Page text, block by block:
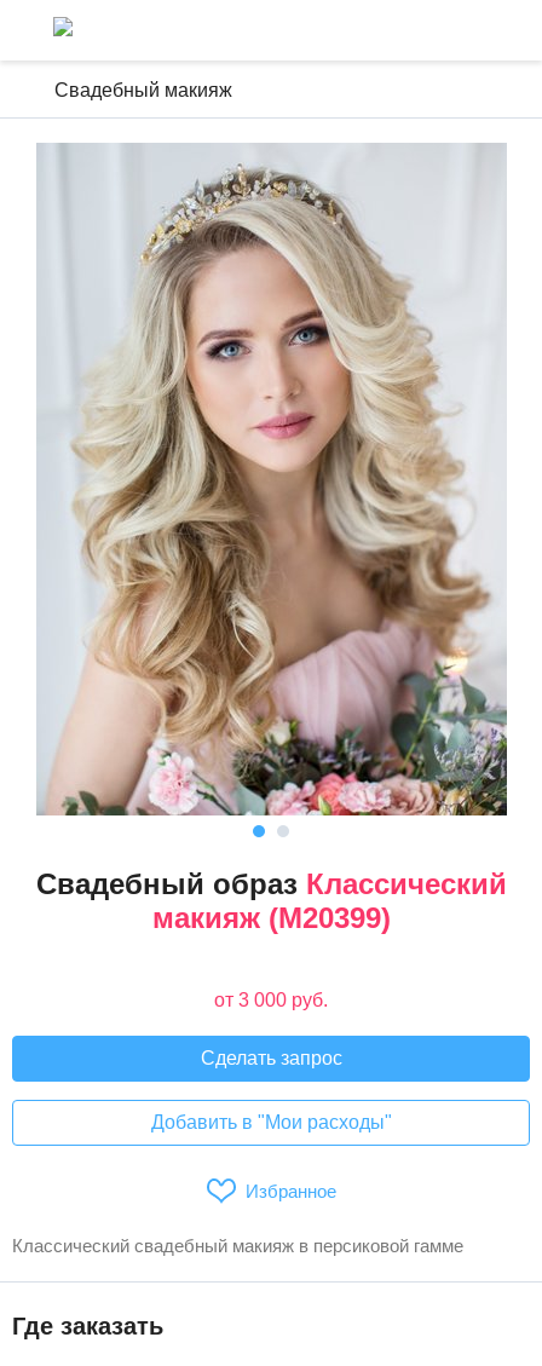
Свадебный макияж
Свадебный образ Классический
макияж (М20399)
от 3 000 руб.
Сделать запрос
Добавить в "Мои расходы"
Избранное
Классический свадебный макияж в персиковой гамме
Где заказать